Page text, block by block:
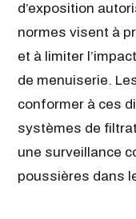
d’exposition
normes visent à
et à limiter
de menuiserie.
conformer à ces
systèmes de
une surveillance
poussières dans